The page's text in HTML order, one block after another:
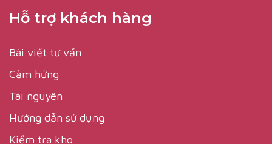
Hỗ trợ khách hàng
Bài viết tư vấn
Cảm hứng
Tài nguyên
Hướng dẫn sử dụng
Kiểm tra kho